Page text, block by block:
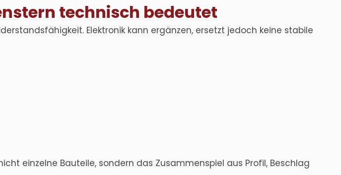
technisch bedeutet
Elektronik kann ergänzen, ersetzt jedoch keine stabile
einzelne Bauteile, sondern das Zusammenspiel aus Profil, Beschlag